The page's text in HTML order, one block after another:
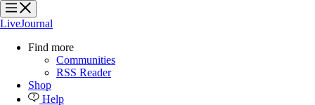
?
?
?
?
LiveJournal
Find more
Communities
RSS Reader
Shop
Help